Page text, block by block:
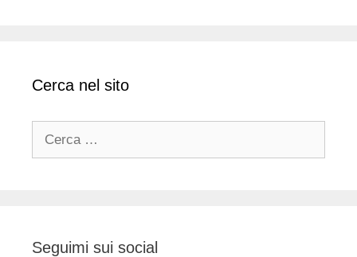
Cerca nel sito
Seguimi sui social